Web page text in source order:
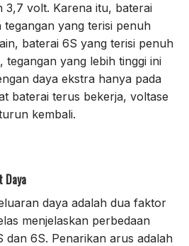
3,7 volt. Karena itu, baterai
yang terisi penuh
baterai 6S yang terisi penuh
tegangan yang lebih tinggi ini
daya ekstra hanya pada
baterai terus bekerja, voltase
kembali.
Daya
daya adalah dua faktor
menjelaskan perbedaan
dan 6S. Penarikan arus adalah